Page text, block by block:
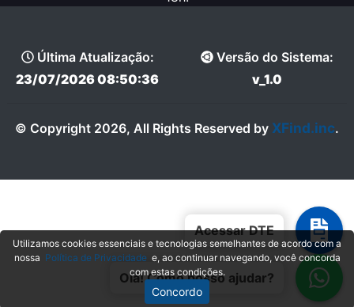
Acessar DTE
Olá! Como posso ajudar?
Última Atualização:
23/07/2026 08:50:36
Versão do Sistema:
v_1.0
© Copyright 2026, All Rights Reserved by XFind.inc.
Utilizamos cookies essenciais e tecnologias semelhantes de acordo com a
nossa Política de Privacidadee, ao continuar navegando, você concorda
com estas condições.
Concordo